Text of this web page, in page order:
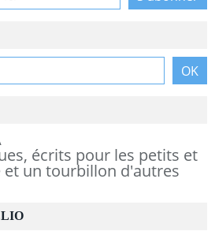
écrits pour les petits et
et un tourbillon d'autres